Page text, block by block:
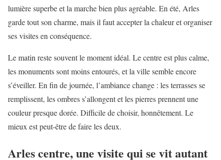
lumière superbe et la marche bien plus agréable. En été, Arles
garde tout son charme, mais il faut accepter la chaleur et organiser
ses visites en conséquence.
Le matin reste souvent le moment idéal. Le centre est plus calme,
les monuments sont moins entourés, et la ville semble encore
s’éveiller. En fin de journée, l’ambiance change : les terrasses se
remplissent, les ombres s’allongent et les pierres prennent une
couleur presque dorée. Difficile de choisir, honnêtement. Le
mieux est peut-être de faire les deux.
Arles centre, une visite qui se vit autant